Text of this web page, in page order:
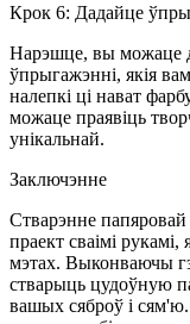
Крок 6: Дадайце
Нарэшце, вы можаце
ўпрыгажэнні, якія
налепкі ці нават
можаце праявіць
унікальнай.
Заключэнне
Стварэнне
праект сваімі
мэтах. Выконваючы
стварыць цудоўную
вашых сяброў і